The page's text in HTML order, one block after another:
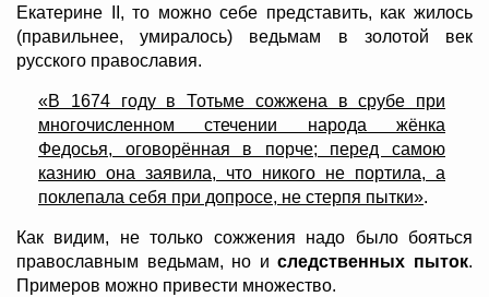
Екатерине II, то можно себе представить, как жилось
(правильнее, умиралось) ведьмам в золотой век
русского православия.
«В 1674 году в Тотьме сожжена в срубе при
многочисленном стечении народа жёнка
Федосья, оговорённая в порче; перед самою
казнию она заявила, что никого не портила, а
поклепала себя при допросе, не стерпя пытки».
Как видим, не только сожжения надо было бояться
православным ведьмам, но иследственных пыток.
Примеров можно привести множество.